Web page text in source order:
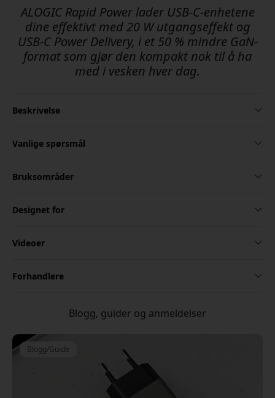
ALOGIC Rapid Power lader USB-C-enhetene
dine effektivt med 20 W utgangseffekt og
USB-C Power Delivery, i et 50 % mindre GaN-
format som gjør den kompakt nok til å ha
med i vesken hver dag.
Beskrivelse
Vanlige spørsmål
Bruksområder
Designet for
Videoer
Forhandlere
Blogg, guider og anmeldelser
Blogg/Guide